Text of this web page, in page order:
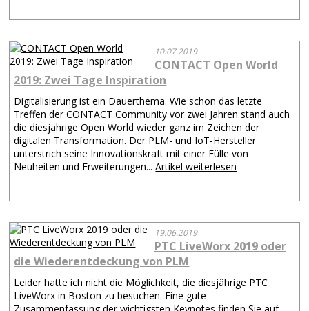
10.07.2019
CONTACT Open World
2019: Zwei Tage Inspiration
Digitalisierung ist ein Dauerthema. Wie schon das letzte
Treffen der CONTACT Community vor zwei Jahren stand auch
die diesjährige Open World wieder ganz im Zeichen der
digitalen Transformation. Der PLM- und IoT-Hersteller
unterstrich seine Innovationskraft mit einer Fülle von
Neuheiten und Erweiterungen...Artikel weiterlesen
19.06.2019
PTC LiveWorx 2019 oder
die Wiederentdeckung von PLM
Leider hatte ich nicht die Möglichkeit, die diesjährige PTC
LiveWorx in Boston zu besuchen. Eine gute